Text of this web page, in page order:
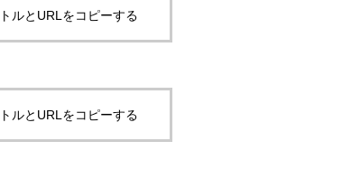
ルとURLをコピーする
ルとURLをコピーする